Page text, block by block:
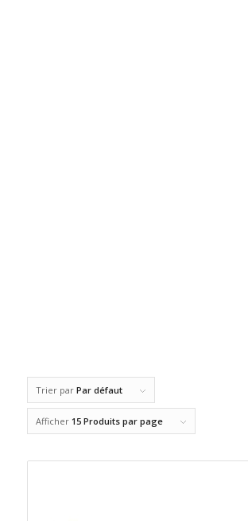
Trier par Par défaut
Afficher 15 Produits par page